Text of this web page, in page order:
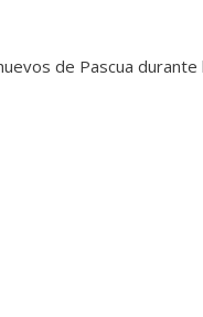
de Pascua durante